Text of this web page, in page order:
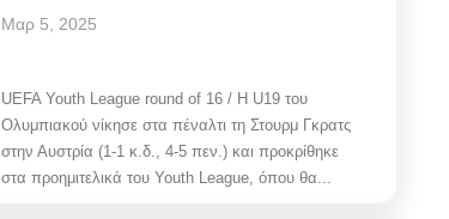
Μαρ 5, 2025
UEFA Youth League round of 16 / Η U19 του
Ολυμπιακού νίκησε στα πέναλτι τη Στουρμ Γκρατς
στην Αυστρία (1-1 κ.δ., 4-5 πεν.) και προκρίθηκε
στα προημιτελικά του Youth League, όπου θα...